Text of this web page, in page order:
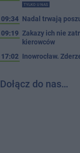
TYLKO U NAS
09:34 Nadal trwają
09:19 Zakazy ich nie
kierowców
17:02 Inowrocław.
Dołącz do nas…